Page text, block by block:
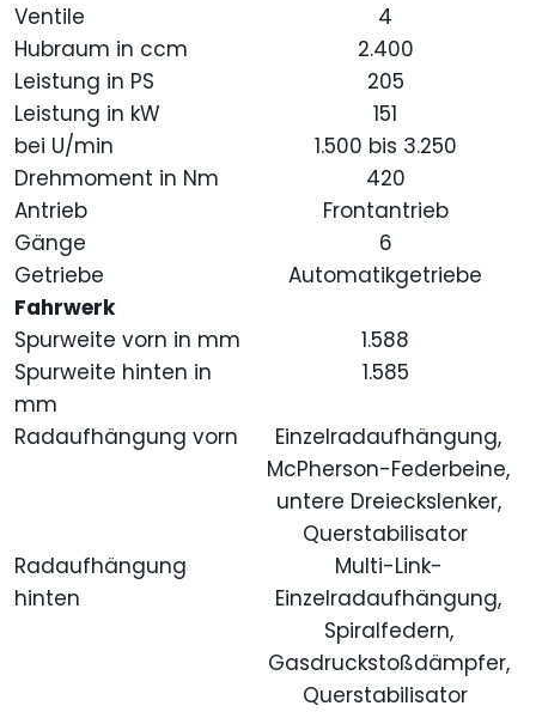
Ventile
4
Hubraum in ccm
2.400
Leistung in PS
205
Leistung in kW
151
bei U/min
1.500 bis 3.250
Drehmoment in Nm
420
Antrieb
Frontantrieb
Gänge
6
Getriebe
Automatikgetriebe
Fahrwerk
Spurweite vorn in mm
1.588
Spurweite hinten in
mm
1.585
Radaufhängung vorn
Einzelradaufhängung,
McPherson-Federbeine,
untere Dreieckslenker,
Querstabilisator
Radaufhängung
hinten
Multi-Link-
Einzelradaufhängung,
Spiralfedern,
Gasdruckstoßdämpfer,
Querstabilisator